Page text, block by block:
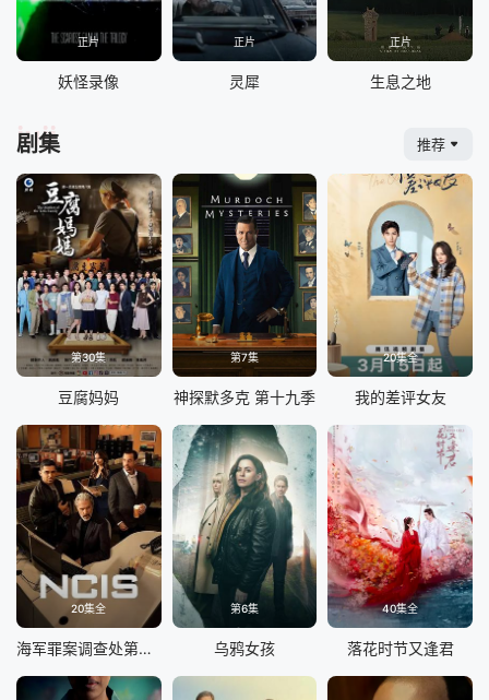
正片
妖怪录像
正片
灵犀
正片
生息之地
剧集
juji 推荐
第30集
豆腐妈妈
第7集
神探默多克 第十九季
20集全
我的差评女友
20集全
海军罪案调查处第二十三季
第6集
乌鸦女孩
40集全
落花时节又逢君